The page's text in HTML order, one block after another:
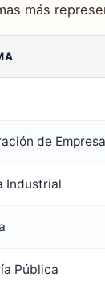
más
de
Industrial
Pública